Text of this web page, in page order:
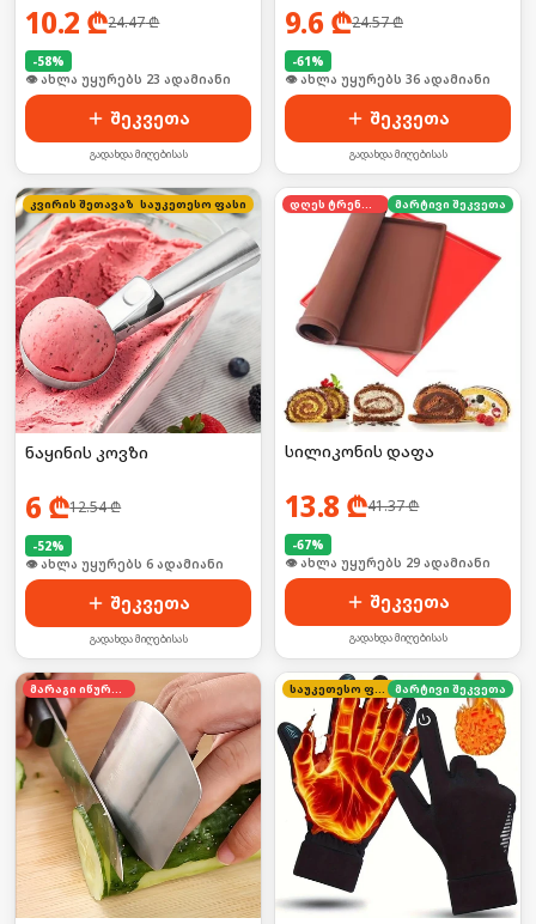
10.2 ₾24.47₾
-58%
🛒 ბოლო 24სთ-ში იყიდა 36-მა
შეკვეთა
გადახდა მიღებისას
9.6 ₾24.57₾
-61%
🛒 ბოლო 24სთ-ში იყიდა 48-მა
შეკვეთა
გადახდა მიღებისას
კვირის შეთავაზებასაუკეთესო ფასი
ნაყინის კოვზი
6 ₾12.54₾
-52%
🛒 ბოლო 24სთ-ში იყიდა 12-მა
შეკვეთა
გადახდა მიღებისას
მარტივი შეკვეთა
სილიკონის დაფა
13.8 ₾41.37₾
-67%
🛒 ბოლო 24სთ-ში იყიდა 39-მა
შეკვეთა
გადახდა მიღებისას
მარტივი შეკვეთა